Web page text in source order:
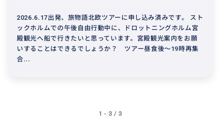
2026.6.17出発、旅物語北欧ツアーに申し込み済みです。 スト
ックホルムでの午後自由行動中に、ドロットニングホルム宮
殿観光へ船で行きたいと思っています。宮殿観光案内をお願
いすることはできるでしょうか？ ツアー昼食後〜19時再集
合...
1 - 3 / 3